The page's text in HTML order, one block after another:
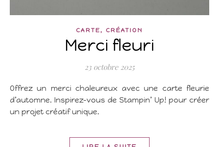
CARTE, CRÉATION
Merci fleuri
23 octobre 2025
Offrez un merci chaleureux avec une carte fleurie
d’automne. Inspirez-vous de Stampin’ Up! pour créer
un projet créatif unique.